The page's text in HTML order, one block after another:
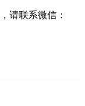
，请联系微信：